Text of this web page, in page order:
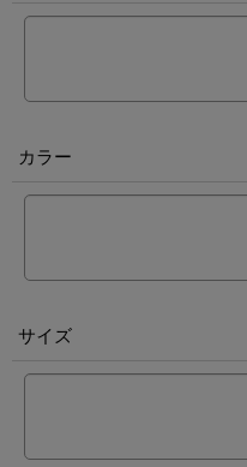
カラー
サイズ